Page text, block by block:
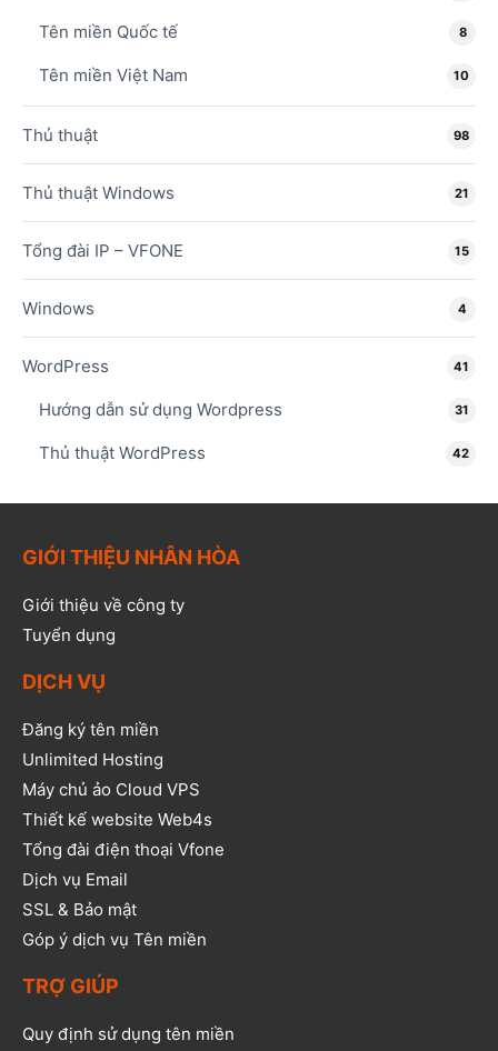
Tên miền Quốc tế 8
Tên miền Việt Nam 10
Thủ thuật 98
Thủ thuật Windows 21
Tổng đài IP – VFONE 15
Windows 4
WordPress 41
Hướng dẫn sử dụng Wordpress 31
Thủ thuật WordPress 42
GIỚI THIỆU NHÂN HÒA
Giới thiệu về công ty
Tuyển dụng
DỊCH VỤ
Đăng ký tên miền
Unlimited Hosting
Máy chủ ảo Cloud VPS
Thiết kế website Web4s
Tổng đài điện thoại Vfone
Dịch vụ Email
SSL & Bảo mật
Góp ý dịch vụ Tên miền
TRỢ GIÚP
Quy định sử dụng tên miền